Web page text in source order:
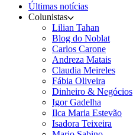
Últimas notícias
Colunistas
Lilian Tahan
Blog do Noblat
Carlos Carone
Andreza Matais
Claudia Meireles
Fábia Oliveira
Dinheiro & Negócios
Igor Gadelha
Ilca Maria Estevão
Isadora Teixeira